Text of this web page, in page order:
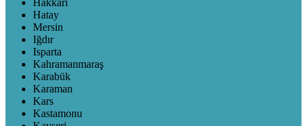
Hakkari
Hatay
Mersin
Iğdır
Isparta
Kahramanmaraş
Karabük
Karaman
Kars
Kastamonu